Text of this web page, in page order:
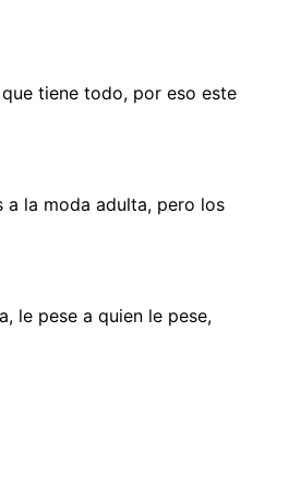
tiene todo, por eso este
a la moda adulta, pero los
le pese a quien le pese,